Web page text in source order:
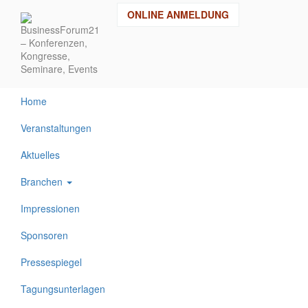
Inhalt
ONLINE ANMELDUNG
Home
Veranstaltungen
Aktuelles
Branchen
Impressionen
Sponsoren
Pressespiegel
Tagungsunterlagen